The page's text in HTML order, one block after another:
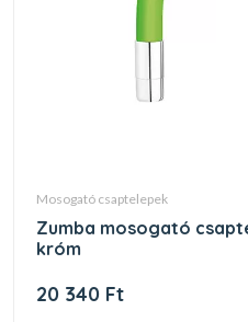
mosogató csaptelepek
zumba mosogató csaptelep, zöld kifolyóval,
króm
20 340 Ft